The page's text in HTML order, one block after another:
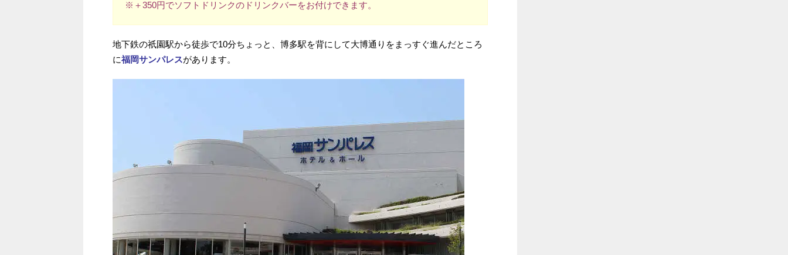
※＋350円でソフトドリンクのドリンクバーをお付けできます。
地下鉄の祇園駅から徒歩で10分ちょっと、博多駅を背にして大博通りをまっすぐ進んだところ
に福岡サンパレスがあります。